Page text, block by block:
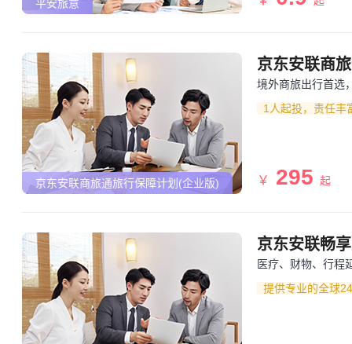
平安旅意
京东安联商旅通旅行保障计划(企业版)
京东安联商
境外商旅出行首选
1人起投，责任丰
￥ 295 起
京东安联畅
医疗、财物、行程
提供专业的全球